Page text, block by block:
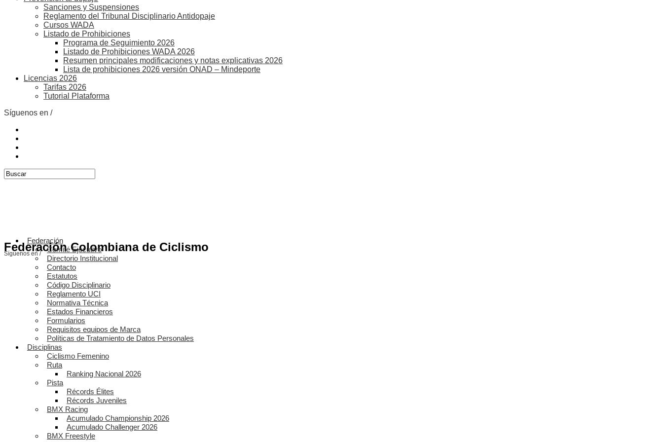
Sanciones y Suspensiones
Reglamento del Tribunal Disciplinario Antidopaje
Cursos WADA
Listado de Prohibiciones
Programa de Seguimiento 2026
Listado de Prohibiciones WADA 2026
Resumen principales modificaciones y notas explicativas 2026
Lista de prohibiciones 2026 versión ONAD – Mindeporte
Licencias 2026
Tarifas 2026
Tutorial Plataforma
Síguenos en /
Federación Colombiana de Ciclismo
Síguenos en /
Federación
Comité Ejecutivo
Directorio Institucional
Contacto
Estatutos
Código Disciplinario
Reglamento UCI
Normativa Técnica
Estados Financieros
Formularios
Requisitos equipos de Marca
Políticas de Tratamiento de Datos Personales
Disciplinas
Ciclismo Femenino
Ruta
Ranking Nacional 2026
Pista
Récords Élites
Récords Juveniles
BMX Racing
Acumulado Championship 2026
Acumulado Challenger 2026
BMX Freestyle